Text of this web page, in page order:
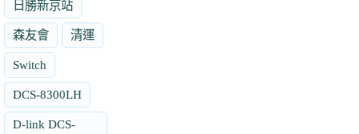
日勝新京站
森友會 清運
Switch
DCS-8300LH
D-link DCS-